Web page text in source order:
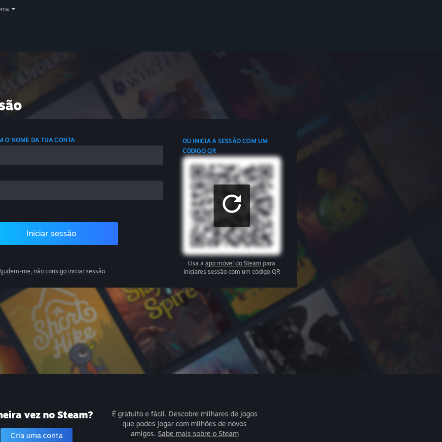
O NOME DA TUA CONTA
Iniciar sessão
me, não consigo iniciar sessão
OU INICIA A SESSÃO COM UM
CÓDIGO QR
Usa aapp móvel do Steam para
iniciares sessão com um código QR
vez no Steam?
Cria uma conta
É gratuito e fácil. Descobre milhares de jogos
que podes jogar com milhões de novos
amigos. Sabe mais sobre o Steam